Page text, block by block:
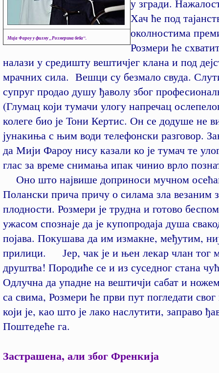
Мија Фароу у филму „Розмерина беба”.
у згради.
Хач ће под
околностима
Розмери ће
налази у средишту вештичјег клана и под
мрачних сила. Вешци су безмало свуда.
супруг продао душу ђаволу због
(Глумац који тумачи улогу напречац
колеге био је Тони Кертис. Он се додуше не
јунакиња с њим води телефонски разговор.
да Мији Фароу нису казали ко је тумач те
глас за време снимања ипак чинио врло
Оно што највише доприноси мучном
Полански прича причу о силама зла везаним
плодности. Розмери је трудна и готово
ужасом спознаје да је купопродаја душа
појава. Покушава да им измакне, међутим,
прилици. Јер, чак је и њен лекар члан тог
друштва! Породиће се и из суседног стана
Одлучна да упадне на вештичји сабат и
са свима, Розмери ће први пут погледати
који је, као што је лако наслутити, заправо
Поштедеће га.
Застрашена, али због Френкија